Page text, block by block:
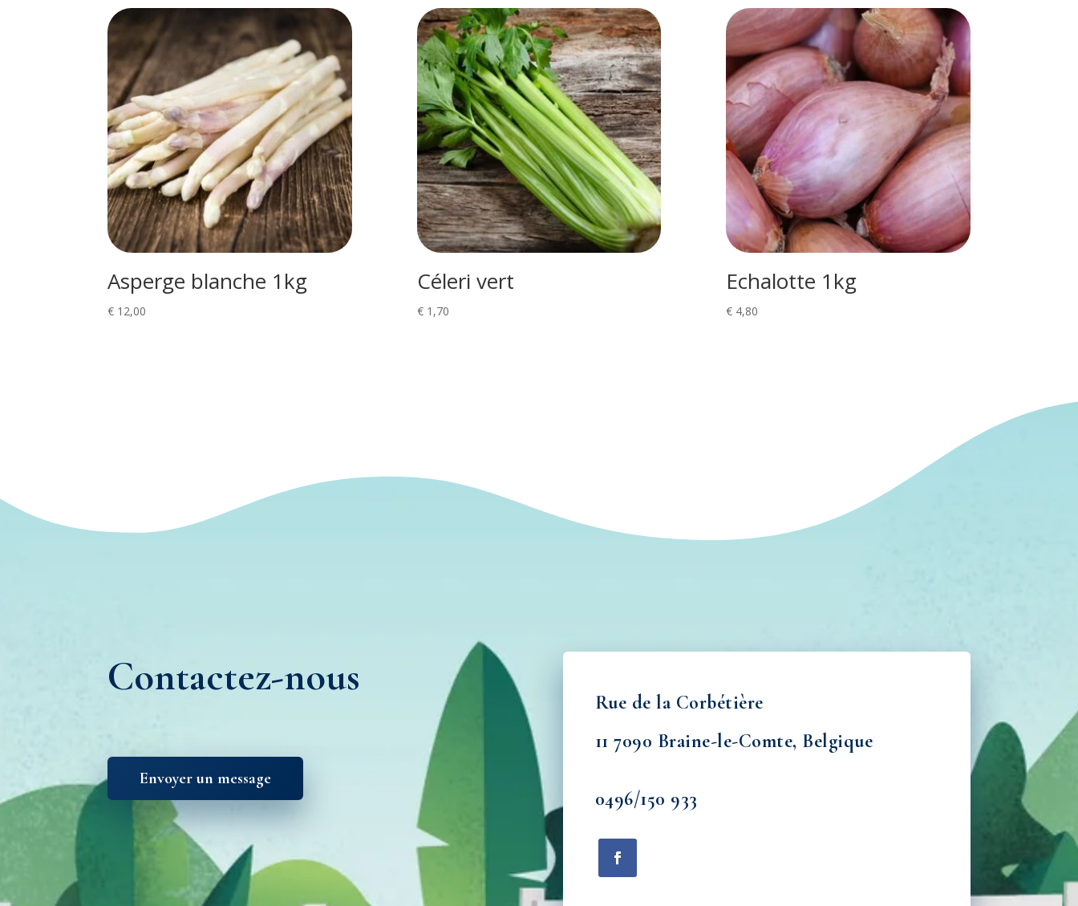
Asperge blanche 1kg
€ 12,00
Céleri vert
€1,70
Echalotte 1kg
€4,80
Contactez-nous
Envoyer un message
Rue de la Corbétière
11 7090 Braine-le-Comte, Belgique
0496/150 933